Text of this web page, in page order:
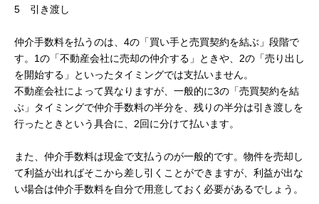
5 引き渡し
仲介手数料を払うのは、4の「買い手と売買契約を結ぶ」段階で
す。1の「不動産会社に売却の仲介する」ときや、2の「売り出し
を開始する」といったタイミングでは支払いません。
不動産会社によって異なりますが、一般的に3の「売買契約を結
ぶ」タイミングで仲介手数料の半分を、残りの半分は引き渡しを
行ったときという具合に、2回に分けて払います。
また、仲介手数料は現金で支払うのが一般的です。物件を売却し
て利益が出ればそこから差し引くことができますが、利益が出な
い場合は仲介手数料を自分で用意しておく必要があるでしょう。